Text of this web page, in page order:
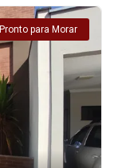
Pronto para Morar